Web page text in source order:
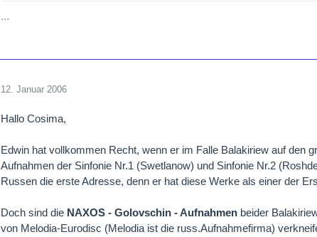
...
12. Januar 2006
Hallo Cosima,
Edwin hat vollkommen Recht, wenn er im Falle Balakiriew auf den
Aufnahmen der Sinfonie Nr.1 (Swetlanow) und Sinfonie Nr.2
Russen die erste Adresse, denn er hat diese Werke als einer der
Doch sind die NAXOS - Golovschin - Aufnahmen beider
von Melodia-Eurodisc (Melodia ist die russ.Aufnahmefirma)